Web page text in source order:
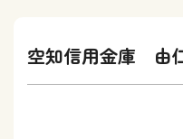
空知信用金庫 由